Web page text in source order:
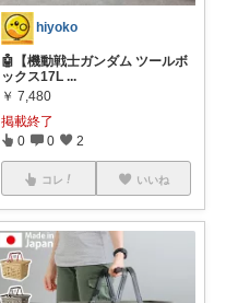
hiyoko
🤖【機動戦士ガンダム ツールボ
ックス17L ...
￥ 7,480
掲載終了
0 0 2
コレ いいね